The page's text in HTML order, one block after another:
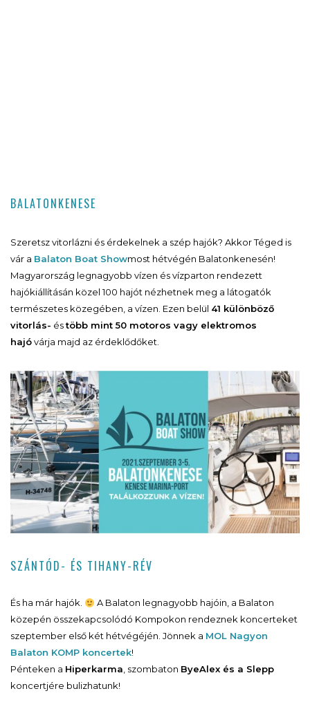
BALATONKENESE
Szeretsz vitorlázni és érdekelnek a szép hajók? Akkor Téged is
vár a Balaton Boat Showmost hétvégén Balatonkenesén!
Magyarország legnagyobb vízen és vízparton rendezett
hajókiállításán közel 100 hajót nézhetnek meg a látogatók
természetes közegében, a vízen. Ezen belül 41 különböző
vitorlás- éstöbb mint 50 motoros vagy elektromos
hajóvárja majd az érdeklődőket.
SZÁNTÓD- ÉS TIHANY-RÉV
És ha már hajók.
A Balaton legnagyobb hajóin, a Balaton
közepén összekapcsolódó Kompokon rendeznek koncerteket
szeptember első két hétvégéjén. Jönnek a MOL Nagyon
Balaton KOMP koncertek!
Pénteken a Hiperkarma, szombaton ByeAlex és a Slepp
koncertjére bulizhatunk!